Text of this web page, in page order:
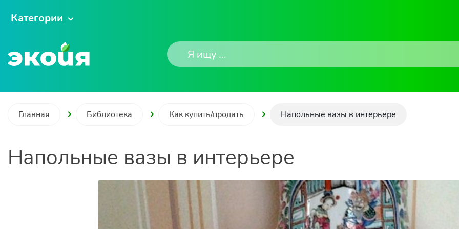
Категории
Главная Библиотека Как купить/продать Напольные вазы в интерьере
Напольные вазы в интерьере